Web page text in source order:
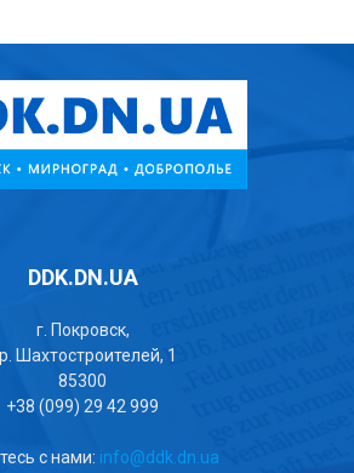
DDK.DN.UA
г. Покровск,
Шахтостроителей, 1
85300
+38 (099) 29 42 999
с нами: info@ddk.dn.ua